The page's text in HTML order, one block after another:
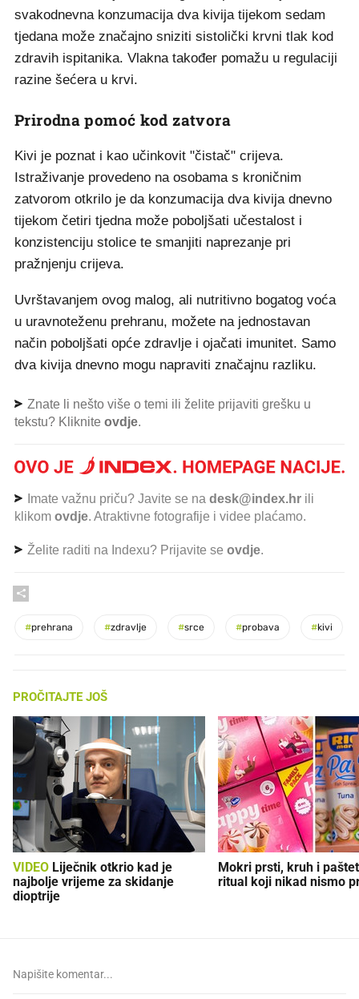
svakodnevna konzumacija dva kivija tijekom sedam
tjedana može značajno sniziti sistolički krvni tlak kod
zdravih ispitanika. Vlakna također pomažu u regulaciji
razine šećera u krvi.
Prirodna pomoć kod zatvora
Kivi je poznat i kao učinkovit "čistač" crijeva.
Istraživanje provedeno na osobama s kroničnim
zatvorom otkrilo je da konzumacija dva kivija dnevno
tijekom četiri tjedna može poboljšati učestalost i
konzistenciju stolice te smanjiti naprezanje pri
pražnjenju crijeva.
Uvrštavanjem ovog malog, ali nutritivno bogatog voća
u uravnoteženu prehranu, možete na jednostavan
način poboljšati opće zdravlje i ojačati imunitet. Samo
dva kivija dnevno mogu napraviti značajnu razliku.
Znate li nešto više o temi ili želite prijaviti grešku u
tekstu? Kliknite ovdje.
Imate važnu priču? Javite se na desk@index.hr ili
klikom ovdje. Atraktivne fotografije i videe plaćamo.
Želite raditi na Indexu? Prijavite se ovdje.
#prehrana #zdravlje #srce #probava #kivi
PROČITAJTE JOŠ
VIDEO
najbolje vrijeme za skidanje
dioptrije
Mokri prsti, kruh i
ritual koji nikad nismo